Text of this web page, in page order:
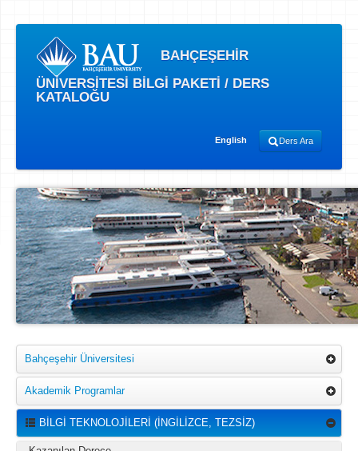
BAHÇEŞEHİR
ÜNİVERSİTESİ BİLGİ PAKETİ / DERS
KATALOĞU
English Ders Ara
Bahçeşehir Üniversitesi
Akademik Programlar
BİLGİ TEKNOLOJİLERİ (İNGİLİZCE, TEZSİZ)